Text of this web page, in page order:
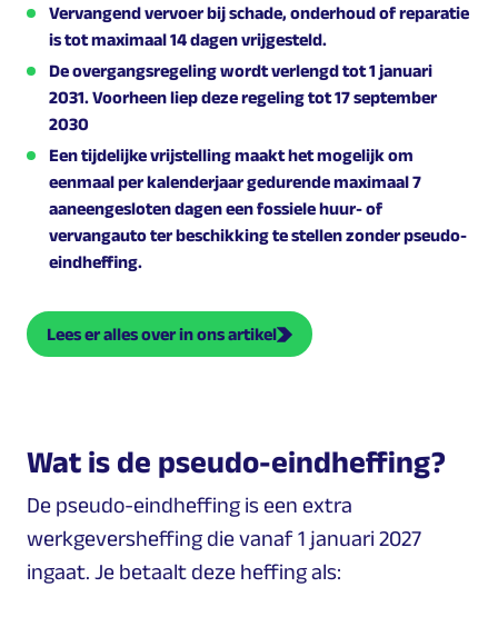
Vervangend vervoer bij schade, onderhoud of reparatie
is tot maximaal 14 dagen vrijgesteld.
De overgangsregeling wordt verlengd tot 1 januari
2031. Voorheen liep deze regeling tot 17 september
2030
Een tijdelijke vrijstelling maakt het mogelijk om
eenmaal per kalenderjaar gedurende maximaal 7
aaneengesloten dagen een fossiele huur- of
vervangauto ter beschikking te stellen zonder pseudo-
eindheffing.
Lees er alles over in ons artikel
Wat is de pseudo-eindheffing?
De pseudo-eindheffing is een extra
werkgeversheffing die vanaf 1 januari 2027
ingaat. Je betaalt deze heffing als: